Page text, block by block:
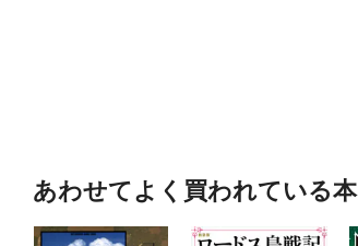
あわせてよく買われている本